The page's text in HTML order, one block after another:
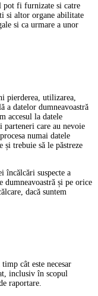
pot fi furnizate si catre
si altor organe abilitate
si ca urmare a unor
pierderea, utilizarea,
a datelor dumneavoastră
accesul la datele
parteneri care au nevoie
numai datele
și trebuie să le păstreze
încălcări suspecte a
dumneavoastră și pe orice
dacă suntem
cât este necesar
inclusiv în scopul
raportare.